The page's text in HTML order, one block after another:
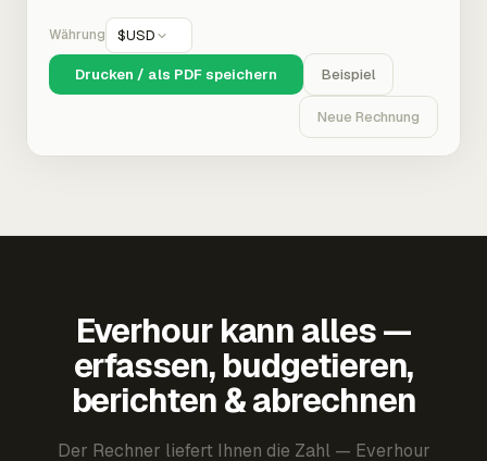
Währung $USD
Drucken / als PDF speichern Beispiel
Neue Rechnung
Everhour kann alles —
erfassen, budgetieren,
berichten & abrechnen
Der Rechner liefert Ihnen die Zahl — Everhour